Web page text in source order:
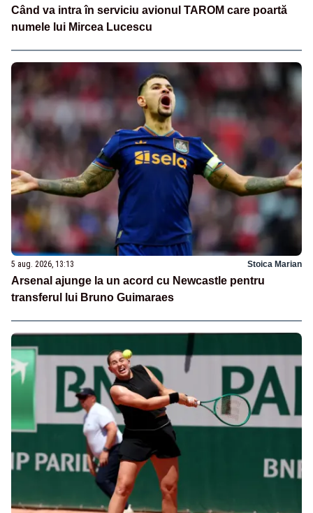
Când va intra în serviciu avionul TAROM care poartă
numele lui Mircea Lucescu
5 aug. 2026, 13:13 Stoica Marian
Arsenal ajunge la un acord cu Newcastle pentru
transferul lui Bruno Guimaraes